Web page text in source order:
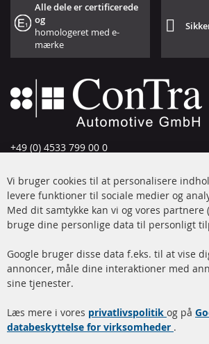
Alle dele er certificerede
og
homologeret med e-
mærke
+49 (0) 4533 799 00 0
info@contra-automotive.de
www.contra-automotive.de
Facebook
Instagram
Hurtige links
Dieselpartikelfilter (DPF)
rengøring
Katalysator (KAT)
Kontakt
Vi bruger cookies til at personalisere
levere funktioner til sociale medier og
Med dit samtykke kan vi og vores partnere
bruge dine personlige data til personligt
Google bruger disse data f.eks. til at vise
annoncer, måle dine interaktioner med
sine tjenester.
Læs mere i vores privatlivspolitik og på
databeskyttelse for virksomheder .